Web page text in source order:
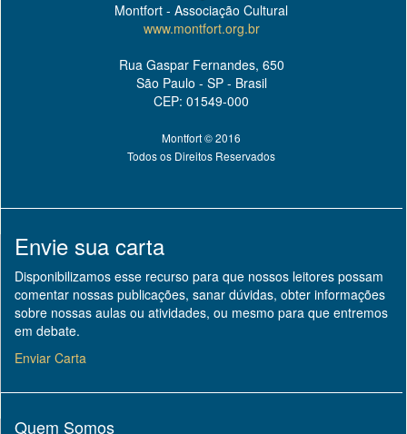
Montfort - Associação Cultural
www.montfort.org.br
Rua Gaspar Fernandes, 650
São Paulo - SP - Brasil
CEP: 01549-000
Montfort © 2016
Todos os Direitos Reservados
Envie sua carta
Disponibilizamos esse recurso para que nossos leitores possam
comentar nossas publicações, sanar dúvidas, obter informações
sobre nossas aulas ou atividades, ou mesmo para que entremos
em debate.
Enviar Carta
Quem Somos